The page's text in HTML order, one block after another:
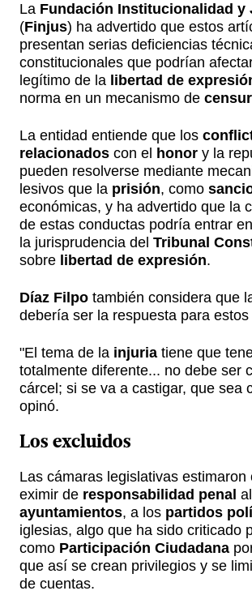
La Fundación Institucionalidad y
(Finjus) ha advertido que estos
presentan serias deficiencias
constitucionales que podrían
legítimo de la libertad de
norma en un mecanismo de
La entidad entiende que los
relacionados con el honor y la
pueden resolverse mediante
lesivos que la prisión, como
económicas, y ha advertido que la
de estas conductas podría entrar
la jurisprudencia del Tribunal
sobre libertad de expresión.
Díaz Filpo también considera que
debería ser la respuesta para estos
"El tema de la injuria tiene que
totalmente diferente... no debe ser
cárcel; si se va a castigar, que sea
opinó.
Los excluidos
Las cámaras legislativas estimaron
eximir de responsabilidad penal al
ayuntamientos, a los partidos
iglesias, algo que ha sido criticado
como Participación Ciudadana
que así se crean privilegios y se
de cuentas.